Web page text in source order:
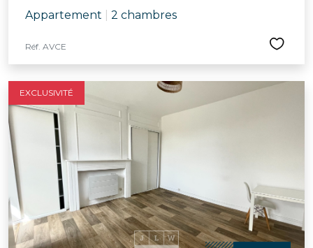
Appartement 2 chambres
Réf. AVCE
EXCLUSIVITÉ